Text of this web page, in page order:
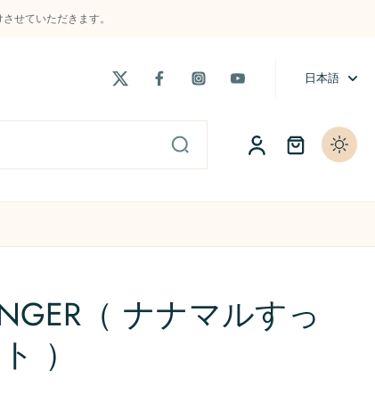
せていただきます。
日本語
（ ナナマルすっ
）